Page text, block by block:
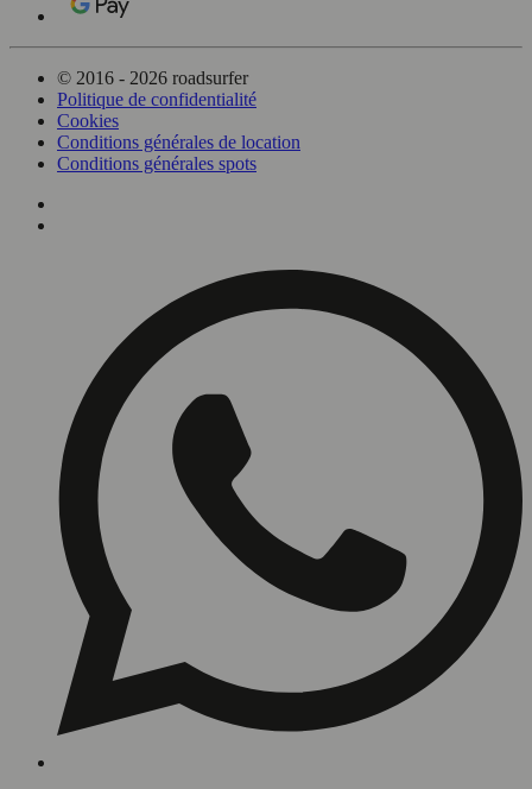
© 2016 - 2026 roadsurfer
Politique de confidentialité
Cookies
Conditions générales de location
Conditions générales spots